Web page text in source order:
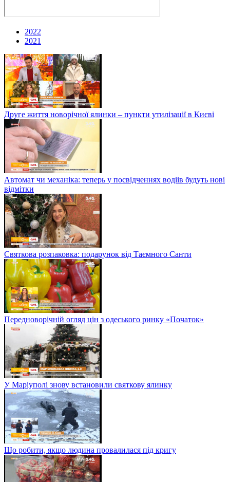
2022
2021
Друге життя новорічної ялинки – пункти утилізації в Києві
Автомат чи механіка: теперь у посвідченнях водіів будуть нові
відмітки
Святкова розпаковка: подарунок від Таємного Санти
Передноворічній огляд цін з одеського ринку «Початок»
У Маріуполі знову встановили святкову ялинку
Що робити, якщо людина провалилася під кригу